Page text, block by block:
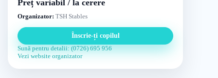
Preț variabil / la cerere
Organizator: TSH Stables
Înscrie-ți copilul
Sună pentru detalii: (0726) 695 956
Vezi website organizator